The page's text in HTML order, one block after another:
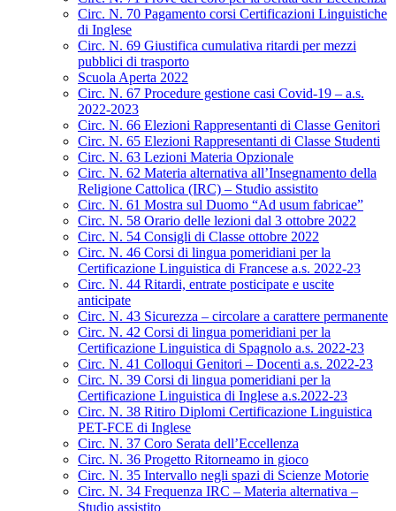
Circ. N. 70 Pagamento corsi Certificazioni Linguistiche
di Inglese
Circ. N. 69 Giustifica cumulativa ritardi per mezzi
pubblici di trasporto
Scuola Aperta 2022
Circ. N. 67 Procedure gestione casi Covid-19 – a.s.
2022-2023
Circ. N. 66 Elezioni Rappresentanti di Classe Genitori
Circ. N. 65 Elezioni Rappresentanti di Classe Studenti
Circ. N. 63 Lezioni Materia Opzionale
Circ. N. 62 Materia alternativa all’Insegnamento della
Religione Cattolica (IRC) – Studio assistito
Circ. N. 61 Mostra sul Duomo “Ad usum fabricae”
Circ. N. 58 Orario delle lezioni dal 3 ottobre 2022
Circ. N. 54 Consigli di Classe ottobre 2022
Circ. N. 46 Corsi di lingua pomeridiani per la
Certificazione Linguistica di Francese a.s. 2022-23
Circ. N. 44 Ritardi, entrate posticipate e uscite
anticipate
Circ. N. 43 Sicurezza – circolare a carattere permanente
Circ. N. 42 Corsi di lingua pomeridiani per la
Certificazione Linguistica di Spagnolo a.s. 2022-23
Circ. N. 41 Colloqui Genitori – Docenti a.s. 2022-23
Circ. N. 39 Corsi di lingua pomeridiani per la
Certificazione Linguistica di Inglese a.s.2022-23
Circ. N. 38 Ritiro Diplomi Certificazione Linguistica
PET-FCE di Inglese
Circ. N. 37 Coro Serata dell’Eccellenza
Circ. N. 36 Progetto Ritorneamo in gioco
Circ. N. 35 Intervallo negli spazi di Scienze Motorie
Circ. N. 34 Frequenza IRC – Materia alternativa –
Studio assistito